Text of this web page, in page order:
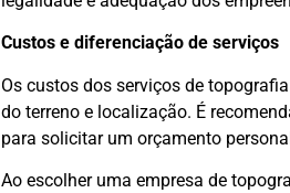
Custos e diferenciação de serviços
Os custos dos serviços de
do terreno e localização. É
para solicitar um orçamento
Ao escolher uma empresa de